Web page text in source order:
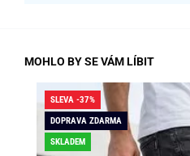
MOHLO BY SE VÁM LÍBIT
SLEVA -37%
DOPRAVA ZDARMA
SKLADEM